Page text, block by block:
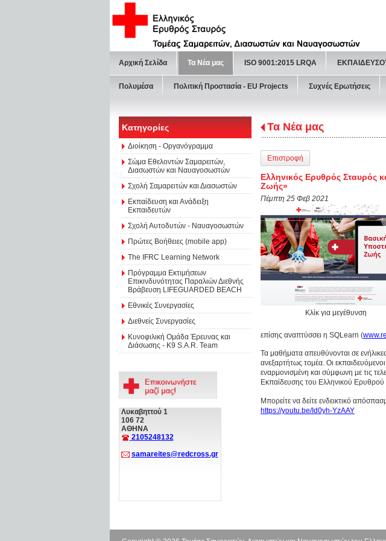
Αρχική Σελίδα Τα Νέα μας ISO 9001:2015 LRQA
Πολυμέσα Πολιτική Προστασία - ΕU Projects Συχνές Ερωτήσεις
Κατηγορίες
Διοίκηση - Οργανόγραμμα
Σώμα Εθελοντών Σαμαρειτών,
Διασωστών και Ναυαγοσωστών
Σχολή Σαμαρειτών και Διασωστών
Εκπαίδευση και Ανάδειξη
Εκπαιδευτών
Σχολή Αυτοδυτών - Ναυαγοσωστών
Πρώτες Βοήθειες (mobile app)
The IFRC Learning Network
Πρόγραμμα Εκτιμήσεων
Επικινδυνότητας Παραλιών Διεθνής
Βράβευση LIFEGUARDED BEACH
Εθνικές Συνεργασίες
Διεθνείς Συνεργασίες
Κυνοφιλική Ομάδα Έρευνας και
Διάσωσης - Κ9 S.A.R. Team
Λυκαβηττού 1
106 72
ΑΘΗΝΑ
2105248132
samareites@redcross.gr
Τα Νέα μας
Επιστροφή
Ελληνικός Ερυθρός Σταυρός
Ζωής»
Πέμπτη 25 Φεβ 2021
Κλίκ για μεγέθυνση
επίσης αναπτύσσει η SQLearn (
Τα μαθήματα απευθύνονται σε
ανεξαρτήτως τομέα. Οι
εναρμονισμένη και σύμφωνη με τις
Εκπαίδευσης του Ελληνικού Ερυθρού
Μπορείτε να δείτε ενδεικτικό
https://youtu.be/Id0yh-YzAAY